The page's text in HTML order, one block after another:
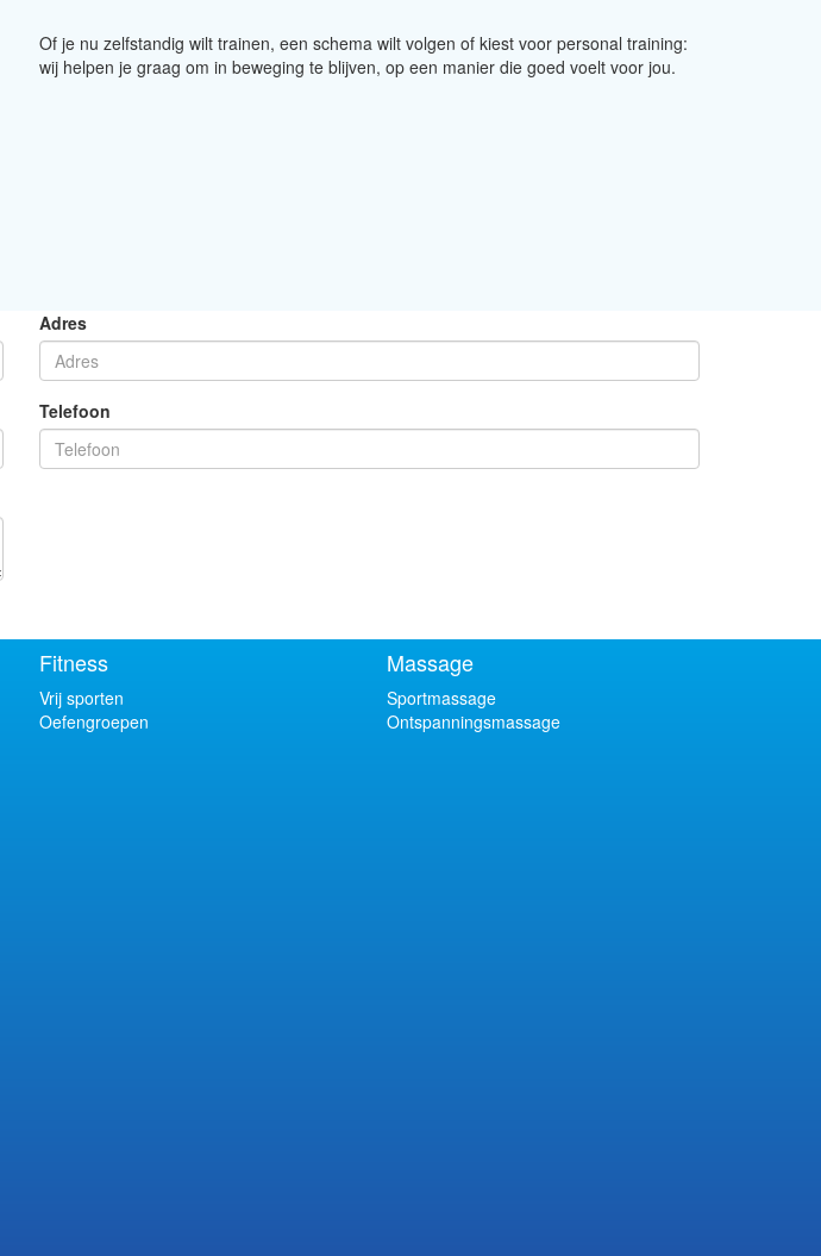
Of je nu zelfstandig wilt trainen, een schema wilt volgen of kiest voor personal training:
wij helpen je graag om in beweging te blijven, op een manier die goed voelt voor jou.
Adres
Telefoon
Fitness
Vrij sporten
Oefengroepen
Massage
Sportmassage
Ontspanningsmassage